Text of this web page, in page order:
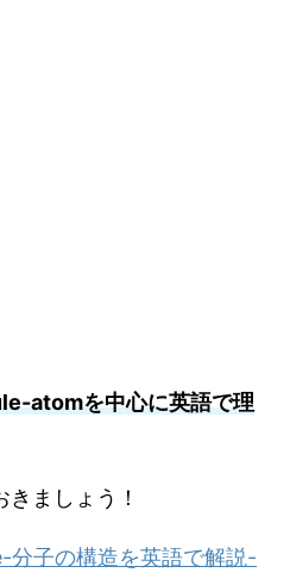
atomを中心に英語で理
ましょう！
子の構造を英語で解説-